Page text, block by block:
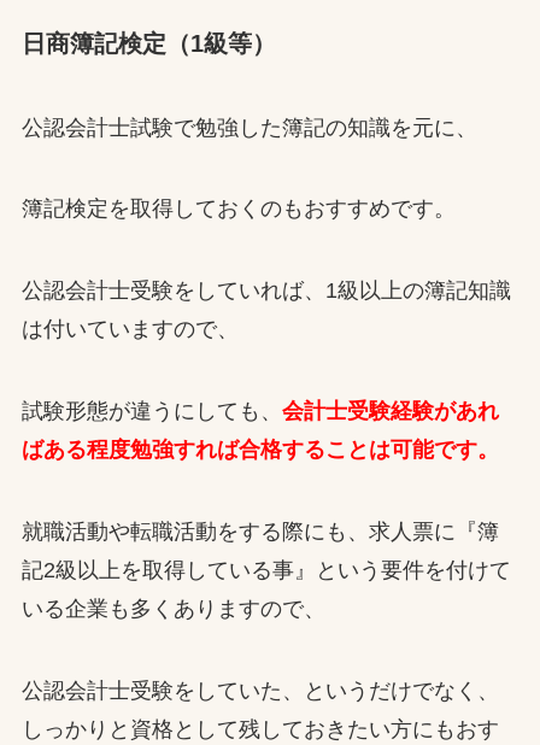
日商簿記検定（1級等）
公認会計士試験で勉強した簿記の知識を元に、
簿記検定を取得しておくのもおすすめです。
公認会計士受験をしていれば、1級以上の簿記知識
は付いていますので、
試験形態が違うにしても、 会計士受験経験があれ
ばある程度勉強すれば合格することは可能です。
就職活動や転職活動をする際にも、求人票に『簿
記2級以上を取得している事』という要件を付けて
いる企業も多くありますので、
公認会計士受験をしていた、というだけでなく、
しっかりと資格として残しておきたい方にもおす